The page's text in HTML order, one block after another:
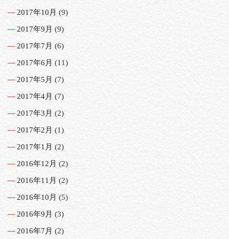
2017年10月 (9)
2017年9月 (9)
2017年7月 (6)
2017年6月 (11)
2017年5月 (7)
2017年4月 (7)
2017年3月 (2)
2017年2月 (1)
2017年1月 (2)
2016年12月 (2)
2016年11月 (2)
2016年10月 (5)
2016年9月 (3)
2016年7月 (2)